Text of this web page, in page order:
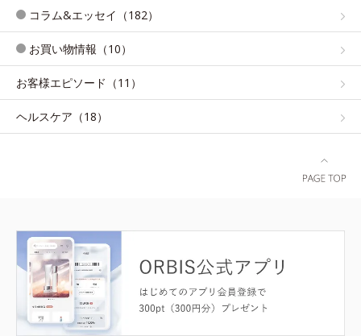
コラム&エッセイ（182）
お買い物情報（10）
お客様エピソード（11）
ヘルスケア（18）